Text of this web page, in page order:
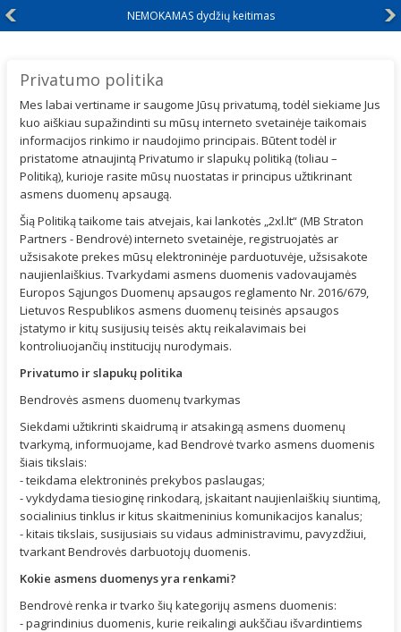
Didelių dydžių rūbai nuo XXL+
Privatumo politika
Mes labai vertiname ir saugome Jūsų privatumą, todėl siekiame Jus
kuo aiškiau supažindinti su mūsų interneto svetainėje taikomais
informacijos rinkimo ir naudojimo principais. Būtent todėl ir
pristatome atnaujintą Privatumo ir slapukų politiką (toliau –
Politiką), kurioje rasite mūsų nuostatas ir principus užtikrinant
asmens duomenų apsaugą.
Šią Politiką taikome tais atvejais, kai lankotės „2xl.lt“ (MB Straton
Partners - Bendrovė) interneto svetainėje, registruojatės ar
užsisakote prekes mūsų elektroninėje parduotuvėje, užsisakote
naujienlaiškius. Tvarkydami asmens duomenis vadovaujamės
Europos Sąjungos Duomenų apsaugos reglamento Nr. 2016/679,
Lietuvos Respublikos asmens duomenų teisinės apsaugos
įstatymo ir kitų susijusių teisės aktų reikalavimais bei
kontroliuojančių institucijų nurodymais.
Privatumo ir slapukų politika
Bendrovės asmens duomenų tvarkymas
Siekdami užtikrinti skaidrumą ir atsakingą asmens duomenų
tvarkymą, informuojame, kad Bendrovė tvarko asmens duomenis
šiais tikslais:
- teikdama elektroninės prekybos paslaugas;
- vykdydama tiesioginę rinkodarą, įskaitant naujienlaiškių siuntimą,
socialinius tinklus ir kitus skaitmeninius komunikacijos kanalus;
- kitais tikslais, susijusiais su vidaus administravimu, pavyzdžiui,
tvarkant Bendrovės darbuotojų duomenis.
Kokie asmens duomenys yra renkami?
Bendrovė renka ir tvarko šių kategorijų asmens duomenis:
- pagrindinius duomenis, kurie reikalingi aukščiau išvardintiems